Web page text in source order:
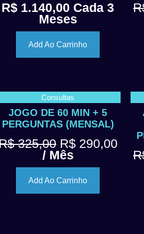
R$ 1.140,00 Cada 3
Meses
Add Ao Carrinho
Consultas
JOGO DE 60 MIN + 5
PERGUNTAS (MENSAL)
325,00 R$290,00
/ Mês
Add Ao Carrinho